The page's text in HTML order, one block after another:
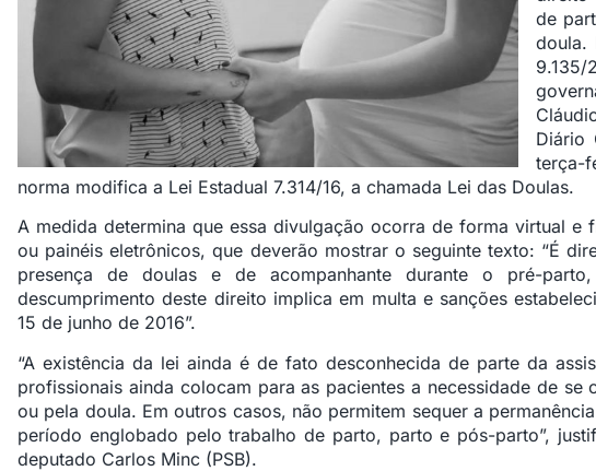
de
doula.
Diário
norma modifica a Lei Estadual 7.314/16, a chamada Lei das Doulas.
A medida determina que essa divulgação ocorra de forma virtual e
ou painéis eletrônicos, que deverão mostrar o seguinte texto: “É
presença de doulas e de acompanhante durante o pré-
descumprimento deste direito implica em multa e sanções
15 de junho de 2016”.
“A existência da lei ainda é de fato desconhecida de parte da
profissionais ainda colocam para as pacientes a necessidade de se
ou pela doula. Em outros casos, não permitem sequer a
período englobado pelo trabalho de parto, parto e pós-parto”,
deputado Carlos Minc (PSB).